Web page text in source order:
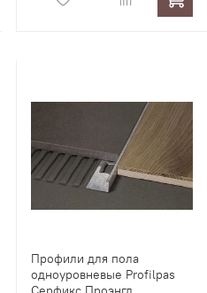
Профили для пола
одноуровневые Profilpas